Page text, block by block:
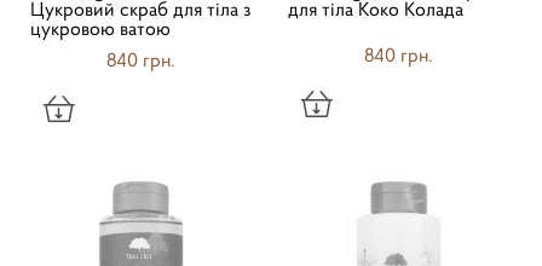
Цукровий скраб для тіла з
цукровою ватою
840 грн.
для тіла Коко Колада
840 грн.